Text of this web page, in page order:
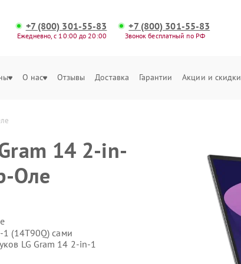
+7 (800) 301-55-83
Ежедневно, с 10:00 до 20:00
+7 (800) 301-55-83
Звонок бесплатный по РФ
О нас Отзывы Доставка Гарантии Акции и скидки
14 2-in-
Оле
1 (14T90Q) сами
LG Gram 14 2-in-1